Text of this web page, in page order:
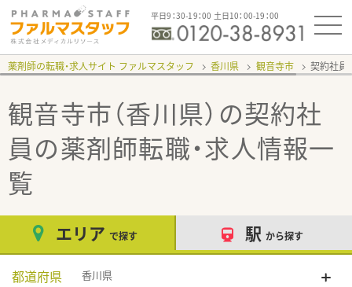
平日9：30-19：00 土日10：00-19：00
薬剤師の転職・求人サイト ファルマスタッフ 香川県 観音寺市 契約社員
観音寺市（香川県）の契約社
員の薬剤師転職・求人情報一
覧
エリア で探す 駅 から探す
都道府県 香川県